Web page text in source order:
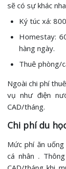
sẽ có sự khác
Ký túc xá:
Homestay:
hàng ngày.
Thuê phòng/
Ngoài chi phí
vụ như điện
CAD/tháng.
Chi phí du
Mức phí ăn
cá nhân .